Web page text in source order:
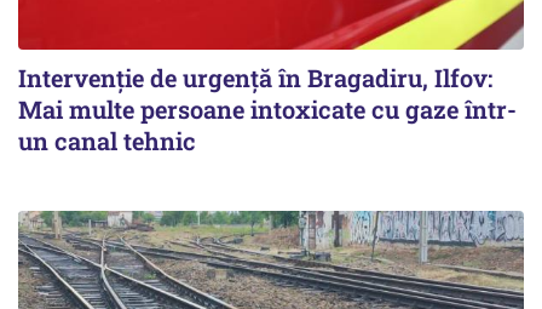
Intervenție de urgență în Bragadiru, Ilfov:
Mai multe persoane intoxicate cu gaze într-
un canal tehnic